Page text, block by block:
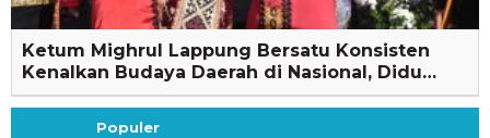
Ketum Mighrul Lappung Bersatu Konsisten
Kenalkan Budaya Daerah di Nasional, Didu…
Populer